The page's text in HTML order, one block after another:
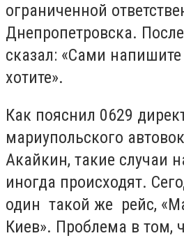
ограниченной
Днепропетровска.
сказал: «Сами напишите
хотите».
Как пояснил 0629
мариупольского
Акайкин, такие случаи
иногда происходят.
один такой же рейс,
Киев». Проблема в том,